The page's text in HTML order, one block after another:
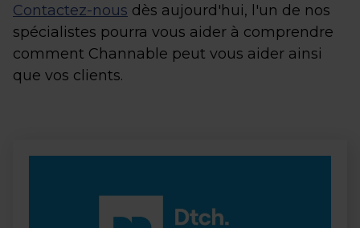
Contactez-nous dès aujourd'hui, l'un de nos
spécialistes pourra vous aider à comprendre
comment Channable peut vous aider ainsi
que vos clients.